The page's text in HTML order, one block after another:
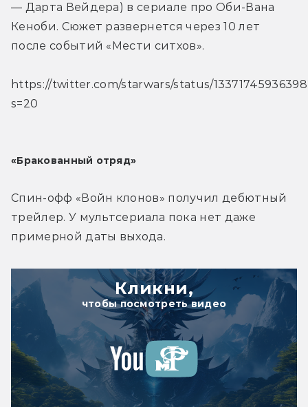
— Дарта Вейдера) в сериале про Оби-Вана
Кеноби. Сюжет развернется через 10 лет
после событий «Мести ситхов».
https://twitter.com/starwars/status/
s=20
«Бракованный отряд»
Спин-офф «Войн клонов» получил дебютный
трейлер. У мультсериала пока нет даже
примерной даты выхода.
Кликни,
чтобы посмотреть видео